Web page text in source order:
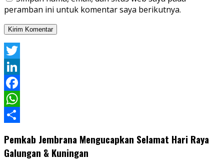
peramban ini untuk komentar saya berikutnya.
Twitter
LinkedIn
Facebook
WhatsApp
Pemkab Jembrana Mengucapkan Selamat Hari Raya
Galungan & Kuningan